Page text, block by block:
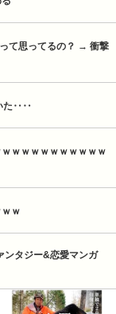
て思ってるの？ → 衝撃
た‥‥
ｗｗｗｗｗｗｗｗｗｗ
ｗ
ンタジー&恋愛マンガ